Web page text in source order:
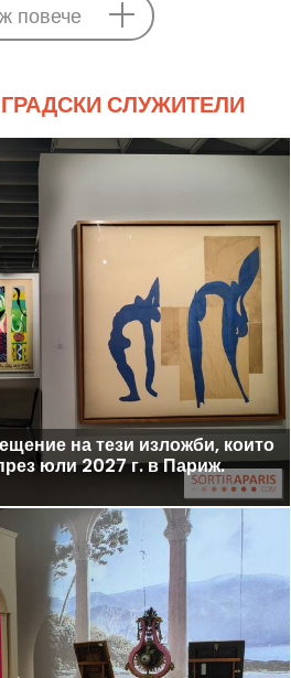
повече
СЛУЖИТЕЛИ
на тези изложби, които
юли 2027 г. в Париж.